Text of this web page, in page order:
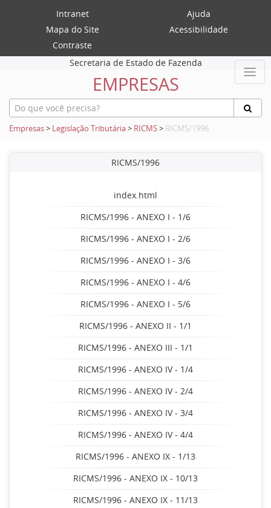
Intranet
Ajuda
Mapa do Site
Acessibilidade
Contraste
Secretaria de Estado de Fazenda
EMPRESAS
Empresas> Legislação Tributária> RICMS> RICMS/1996
RICMS/1996
index.html
RICMS/1996 - ANEXO I - 1/6
RICMS/1996 - ANEXO I - 2/6
RICMS/1996 - ANEXO I - 3/6
RICMS/1996 - ANEXO I - 4/6
RICMS/1996 - ANEXO I - 5/6
RICMS/1996 - ANEXO II - 1/1
RICMS/1996 - ANEXO III - 1/1
RICMS/1996 - ANEXO IV - 1/4
RICMS/1996 - ANEXO IV - 2/4
RICMS/1996 - ANEXO IV - 3/4
RICMS/1996 - ANEXO IV - 4/4
RICMS/1996 - ANEXO IX - 1/13
RICMS/1996 - ANEXO IX - 10/13
RICMS/1996 - ANEXO IX - 11/13